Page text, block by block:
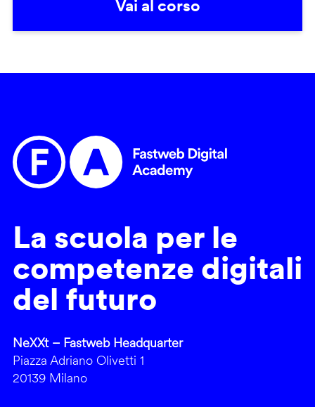
Vai al corso
La scuola per le
competenze digitali
del futuro
NeXXt – Fastweb Headquarter
Piazza Adriano Olivetti 1
20139 Milano